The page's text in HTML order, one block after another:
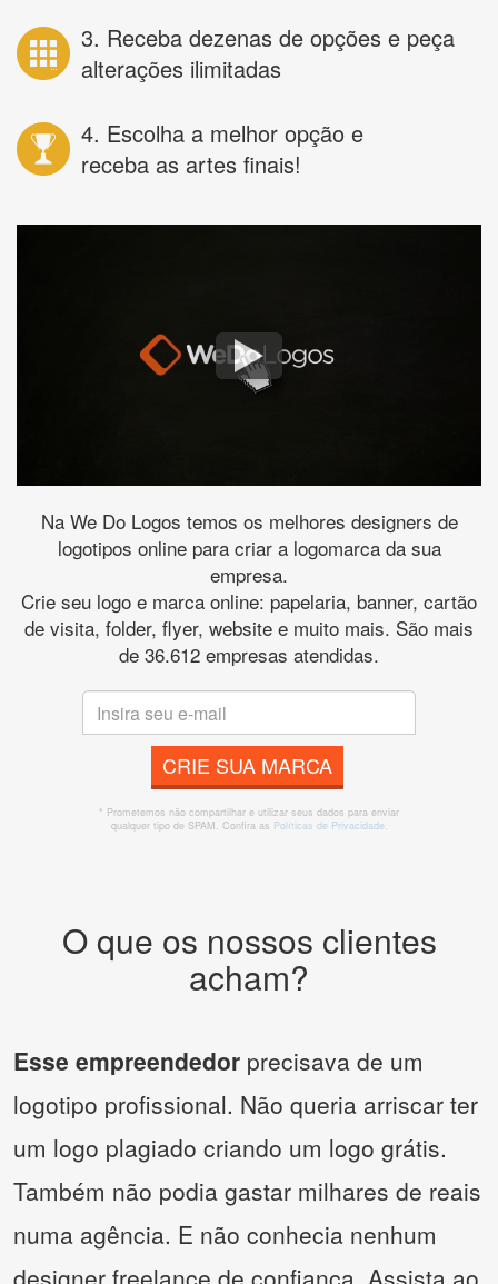
3. Receba dezenas de opções e peça
alterações ilimitadas
4. Escolha a melhor opção e
receba as artes finais!
Na We Do Logos temos os melhores designers de
logotipos online para criar a logomarca da sua
empresa.
Crie seu logo e marca online: papelaria, banner, cartão
de visita, folder, flyer, website e muito mais. São mais
de 36.612 empresas atendidas.
CRIE SUA MARCA
* Prometemos não compartilhar e utilizar seus dados para enviar
qualquer tipo de SPAM. Confira as Políticas de Privacidade.
O que os nossos clientes
acham?
Esse empreendedor precisava de um
logotipo profissional. Não queria arriscar ter
um logo plagiado criando um logo grátis.
Também não podia gastar milhares de reais
numa agência. E não conhecia nenhum